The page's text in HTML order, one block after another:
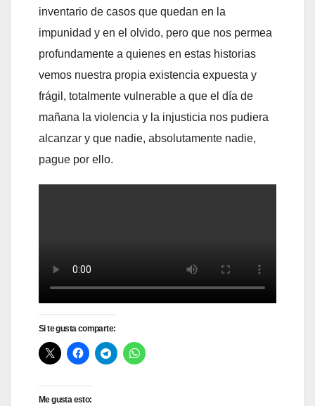
inventario de casos que quedan en la
impunidad y en el olvido, pero que nos permea
profundamente a quienes en estas historias
vemos nuestra propia existencia expuesta y
frágil, totalmente vulnerable a que el día de
mañana la violencia y la injusticia nos pudiera
alcanzar y que nadie, absolutamente nadie,
pague por ello.
Si te gusta comparte:
Me gusta esto: